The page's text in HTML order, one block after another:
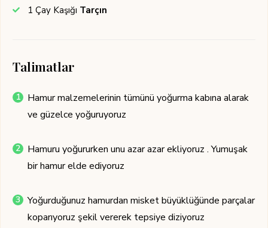
1 Çay Kaşığı Tarçın
Talimatlar
Hamur malzemelerinin tümünü yoğurma kabına alarak
ve güzelce yoğuruyoruz
Hamuru yoğururken unu azar azar ekliyoruz . Yumuşak
bir hamur elde ediyoruz
Yoğurduğunuz hamurdan misket büyüklüğünde parçalar
koparıyoruz şekil vererek tepsiye diziyoruz